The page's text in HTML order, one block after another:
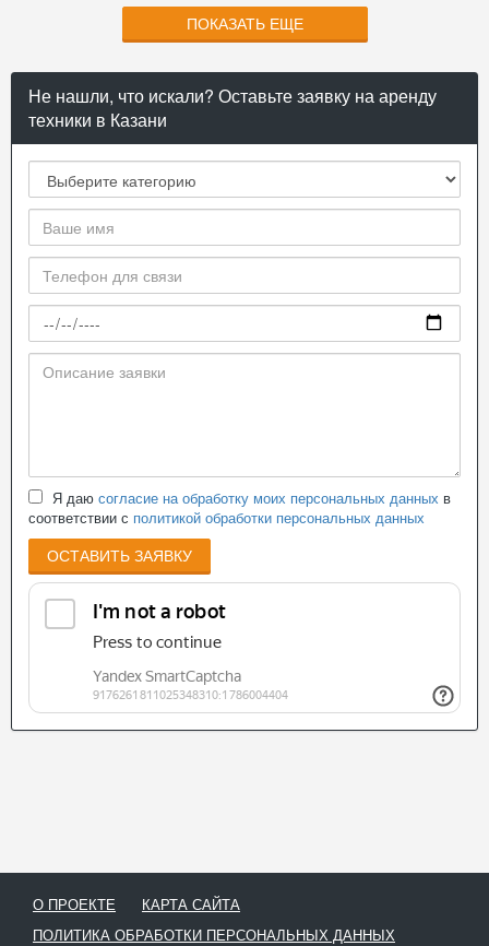
ПОКАЗАТЬ ЕЩЕ
Не нашли, что искали? Оставьте заявку на аренду
техники в Казани
Я даю согласие на обработку моих персональных данных в
соответствии с политикой обработки персональных данных
ОСТАВИТЬ ЗАЯВКУ
О ПРОЕКТЕ
КАРТА САЙТА
ПОЛИТИКА ОБРАБОТКИ ПЕРСОНАЛЬНЫХ ДАННЫХ